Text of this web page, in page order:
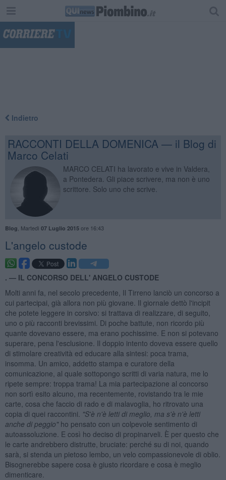
Indietro
RACCONTI DELLA DOMENICA — il Blog di
Marco Celati
MARCO CELATI ha lavorato e vive in Valdera,
a Pontedera. Gli piace scrivere, ma non è uno
scrittore. Solo uno che scrive.
Blog Martedì 07 Luglio 2015ore 16:43
L'angelo custode
. — IL CONCORSO DELL' ANGELO CUSTODE
Molti anni fa, nel secolo precedente, Il Tirreno lanciò un concorso a
cui partecipai, già allora non più giovane. Il giornale dettò l'incipit
che potete leggere in corsivo: si trattava di realizzare, di seguito,
uno o più racconti brevissimi. Di poche battute, non ricordo più
quante dovevano essere, ma erano pochissime. E non si potevano
superare, pena l'esclusione. Il doppio intento doveva essere quello
di stimolare creatività ed educare alla sintesi: poca trama,
insomma. Un amico, addetto stampa e curatore della
comunicazione, al quale sottopongo scritti di varia natura, me lo
ripete sempre: troppa trama! La mia partecipazione al concorso
non sortì esito alcuno, ma recentemente, rovistando tra le mie
carte, cosa che faccio di rado e di malavoglia, ho ritrovato una
copia di quei raccontini. "S'è n'è letti di meglio, ma s'è n'è letti
anche di peggio"ho pensato con un colpevole sentimento di
autoassoluzione. E così ho deciso di propinarveli. È per questo che
le carte andrebbero distrutte, bruciate: perché su di noi, quando
sarà, si stenda un pietoso lembo, un velo compassionevole di oblio.
Bisognerebbe sapere cosa è giusto ricordare e cosa è meglio
dimenticare.